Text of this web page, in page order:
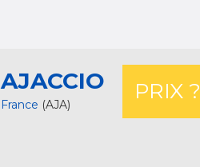
AJACCIO
France (AJA)
PRIX ?